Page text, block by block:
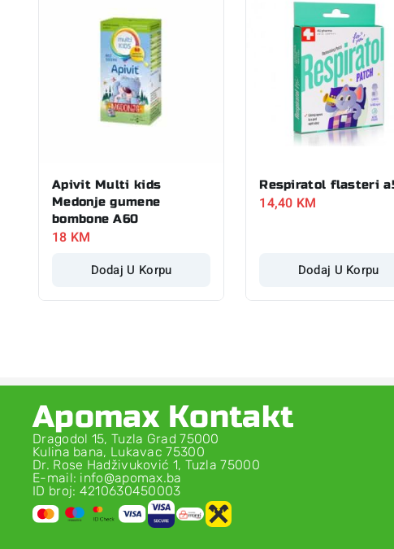
Apivit Multi kids
Medonje gumene
bombone A60
18 KM
Dodaj U Korpu
Respiratol flasteri
14,40 KM
Dodaj U Korpu
Apomax Kontakt
Dragodol 15, Tuzla Grad 75000
Kulina bana, Lukavac 75300
Dr. Rose Hadživuković 1, Tuzla 75000
E-mail: info@apomax.ba
ID broj: 4210630450003